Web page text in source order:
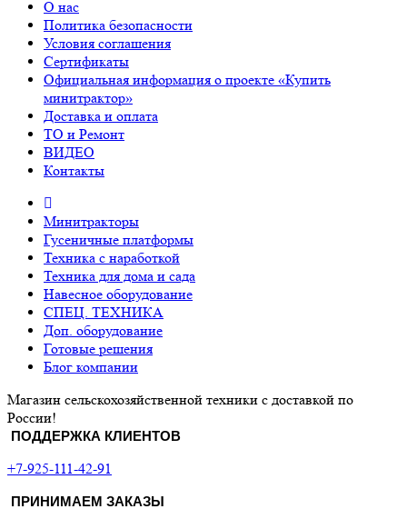
О нас
Политика безопасности
Условия соглашения
Сертификаты
Официальная информация о проекте «Купить
минитрактор»
Доставка и оплата
ТО и Ремонт
ВИДЕО
Контакты
Минитракторы
Гусеничные платформы
Техника с наработкой
Техника для дома и сада
Навесное оборудование
СПЕЦ. ТЕХНИКА
Доп. оборудование
Готовые решения
Блог компании
Магазин сельскохозяйственной техники с доставкой по
России!
ПОДДЕРЖКА КЛИЕНТОВ
+7-925-111-42-91
ПРИНИМАЕМ ЗАКАЗЫ